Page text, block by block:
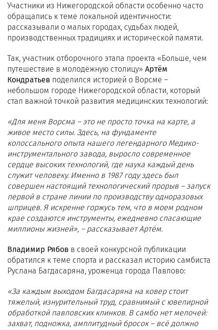
Участники из Нижегородской области особенно часто
обращались к теме локальной идентичности:
рассказывали о малых городах, судьбах людей,
производственных традициях и исторической памяти.
Так, участник отборочного этапа проекта «Больше, чем
путешествие в молодёжную столицу» Артём
Кондратьев поделился историей о Ворсме –
небольшом городе Нижегородской области, который
стал важной точкой развития медицинских технологий:
«Для меня Ворсма – это не просто точка на карте, а
живое место силы. Здесь, на фундаменте
колоссального опыта нашего легендарного Медико-
инструментального завода, выросло современное
сердце высоких технологий, где наука каждый день
служит человеку. Именно в 1987 году здесь был
совершен настоящий технологический прорыв – запуск
первой в стране линии по производству одноразовых
шприцев. Я искренне горжусь тем, что в моем родном
крае создаются инструменты, ежедневно спасающие
миллионы жизней», – рассказывает Артём.
Владимир Рябов в своей конкурсной публикации
обратился к теме спорта и рассказал историю самбиста
Руслана Багдасаряна, уроженца города Павлово:
«За каждым выходом Багдасаряна на ковер стоит
тяжелый, изнурительный труд, сравнимый с ювелирной
обработкой павловских клинков. В самбо нет мелочей:
захват, подножка, амплитудный бросок – всё должно